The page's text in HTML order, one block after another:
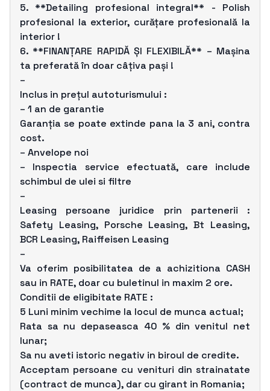
5. **Detailing profesional integral** - Polish
profesional la exterior, curățare profesională la
interior !
6. **FINANȚARE RAPIDĂ ȘI FLEXIBILĂ** – Mașina
ta preferată în doar câțiva pași !
–
Inclus in prețul autoturismului :
– 1 an de garantie
Garanția se poate extinde pana la 3 ani, contra
cost.
– Anvelope noi
– Inspectia service efectuată, care include
schimbul de ulei si filtre
–
Leasing persoane juridice prin partenerii :
Safety Leasing, Porsche Leasing, Bt Leasing,
BCR Leasing, Raiffeisen Leasing
–
Va oferim posibilitatea de a achizitiona CASH
sau in RATE, doar cu buletinul in maxim 2 ore.
Conditii de eligibitate RATE :
5 Luni minim vechime la locul de munca actual;
Rata sa nu depaseasca 40 % din venitul net
lunar;
Sa nu aveti istoric negativ in biroul de credite.
Acceptam persoane cu venituri din strainatate
(contract de munca), dar cu girant in Romania;